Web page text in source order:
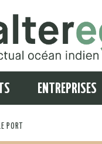
ENTREPRISES
PORT